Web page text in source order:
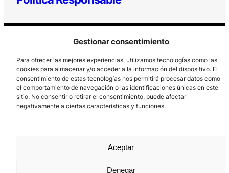
Gestionar consentimiento
Para ofrecer las mejores experiencias, utilizamos tecnologías como las
cookies para almacenar y/o acceder a la información del dispositivo. El
consentimiento de estas tecnologías nos permitirá procesar datos como
el comportamiento de navegación o las identificaciones únicas en este
sitio. No consentir o retirar el consentimiento, puede afectar
negativamente a ciertas características y funciones.
Aceptar
Denegar
Los Prados, 121 – 33203 Gijón
985 185 577 – info@laboralcentrodearte.org